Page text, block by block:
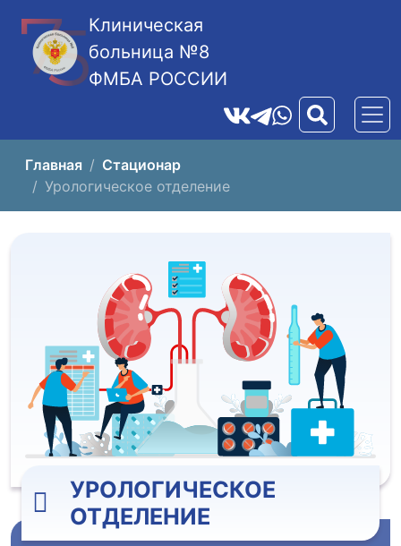
Клиническая
больница №8
ФМБА РОССИИ
Главная
Стационар
Урологическое отделение
УРОЛОГИЧЕСКОЕ
ОТДЕЛЕНИЕ